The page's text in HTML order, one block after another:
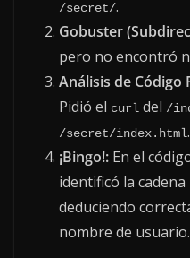
/secret/.
Gobuster
pero no encontró
Análisis de Código
Pidió el curl del /
/secret/index.html.
¡Bingo!: En el
identificó la
deduciendo
nombre de usuario.